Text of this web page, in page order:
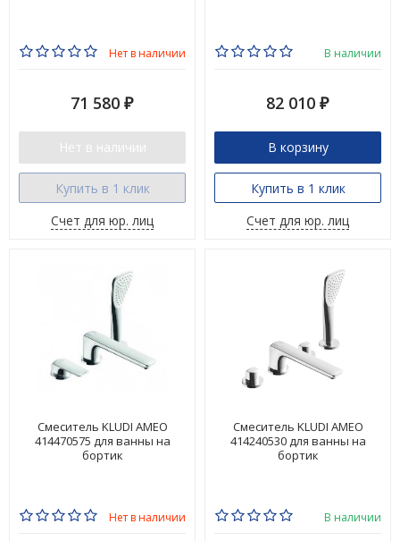
Нет в наличии
71 580 ₽
Нет в наличии
Купить в 1 клик
Счет для юр. лиц
В наличии
82 010 ₽
В корзину
Купить в 1 клик
Счет для юр. лиц
Смеситель KLUDI AMEO
414470575 для ванны на
бортик
Нет в наличии
Смеситель KLUDI AMEO
414240530 для ванны на
бортик
В наличии